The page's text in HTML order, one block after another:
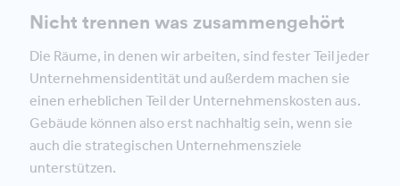
Nicht trennen was zusammengehört
Die Räume, in denen wir arbeiten, sind fester Teil jeder
Unternehmensidentität und außerdem machen sie
einen erheblichen Teil der Unternehmenskosten aus.
Gebäude können also erst nachhaltig sein, wenn sie
auch die strategischen Unternehmensziele
unterstützen.